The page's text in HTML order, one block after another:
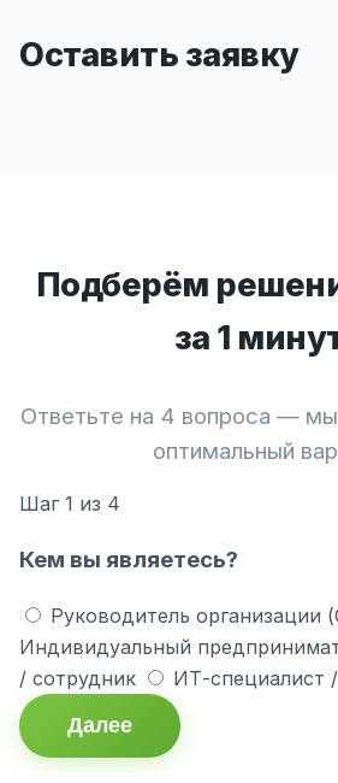
Оставить заявку
Подберём
за 1
Ответьте на 4 вопроса —
оптимальный
Шаг 1 из 4
Кем вы являетесь?
Руководитель организации
Индивидуальный
/ сотрудник
ИТ-специалист
Далее